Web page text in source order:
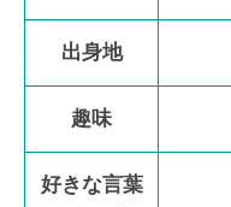
出身地
趣味
好きな言葉